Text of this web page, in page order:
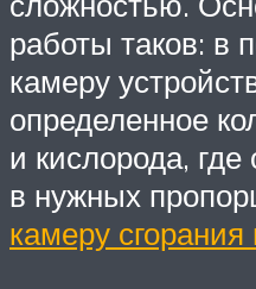
работы таков: в
камеру
определенное
и кислорода,
в нужных
камеру